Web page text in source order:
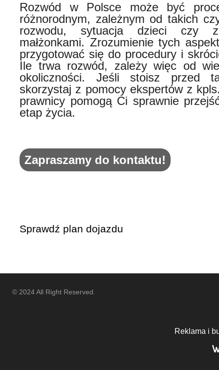
Rozwód w Polsce może być
różnorodnym, zależnym od takich
rozwodu, sytuacja dzieci czy
małżonkami. Zrozumienie tych
przygotować się do procedury i
Ile trwa rozwód, zależy więc od
okoliczności. Jeśli stoisz przed
skorzystaj z pomocy ekspertów z
prawnicy pomogą Ci sprawnie
etap życia.
Zapraszamy do kontaktu!
Sprawdź plan dojazdu
© 2024 All Right Reserved.
Reklama i